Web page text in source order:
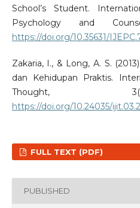
School’s Student.
Psychology and
https://doi.org/10.35631/
Zakaria, I., & Long, A. S.
dan Kehidupan Praktis.
Thought,
https://doi.org/10.24035/
FULL TEXT (PDF)
PUBLISHED